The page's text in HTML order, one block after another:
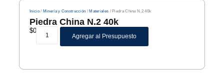
Inicio/ Minería y Construcción /Materiales / Piedra China N.2 40k
Piedra China N.2 40k
$0
Agregar al Presupuesto